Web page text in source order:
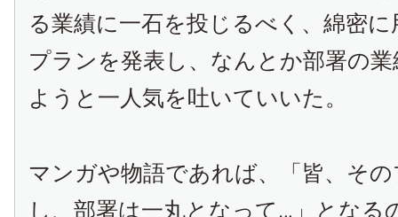
る業績に一石を投じるべく、綿密
プランを発表し、なんとか部署の
ようと一人気を吐いていいた。
マンガや物語であれば、「皆、そ
し、部署は一丸となって…」となる